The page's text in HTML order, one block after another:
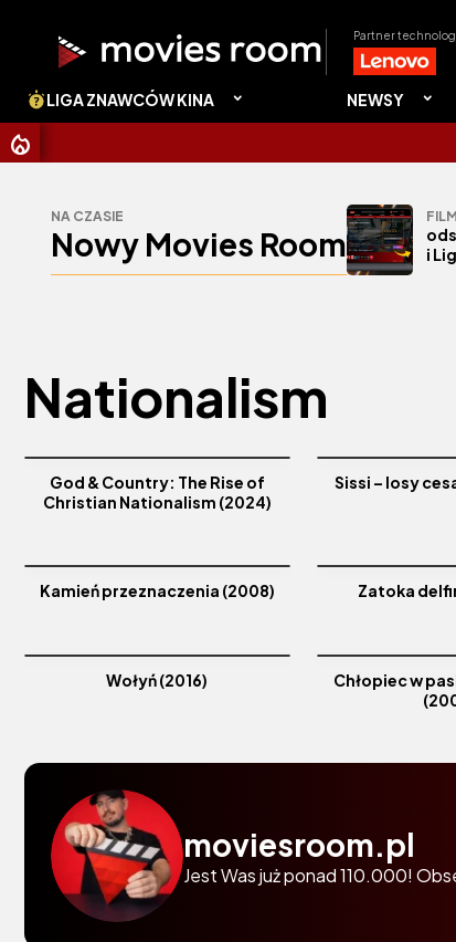
Partner
LIGA ZNAWCÓW KINA NEWSY
NA CZASIE
Nowy Movies Room
i
Nationalism
God & Country: The Rise of
Christian Nationalism (2024)
Sissi – losy
Kamień przeznaczenia (2008) Zatoka
Wołyń (2016)
Chłopiec w
moviesroom.pl
Jest Was już ponad 110.000!